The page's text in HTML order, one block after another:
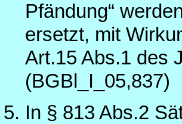
Pfändung“
ersetzt, mit
Art.15 Abs.1 des
(BGBl_I_05,837)
In § 813 Abs.2